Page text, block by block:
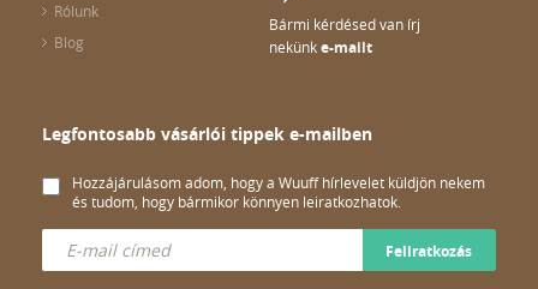
Rólunk
Blog
Bármi kérdésed van írj
nekünke-mailt
Legfontosabb vásárlói tippek e-mailben
Hozzájárulásom adom, hogy a Wuuff hírlevelet küldjön nekem
és tudom, hogy bármikor könnyen leiratkozhatok.
Feliratkozás